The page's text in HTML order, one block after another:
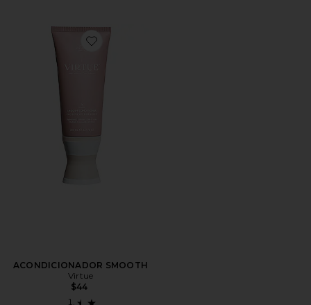
Favorite ACONDICIONADOR SMOOTH
ACONDICIONADOR SMOOTH
Virtue
$44